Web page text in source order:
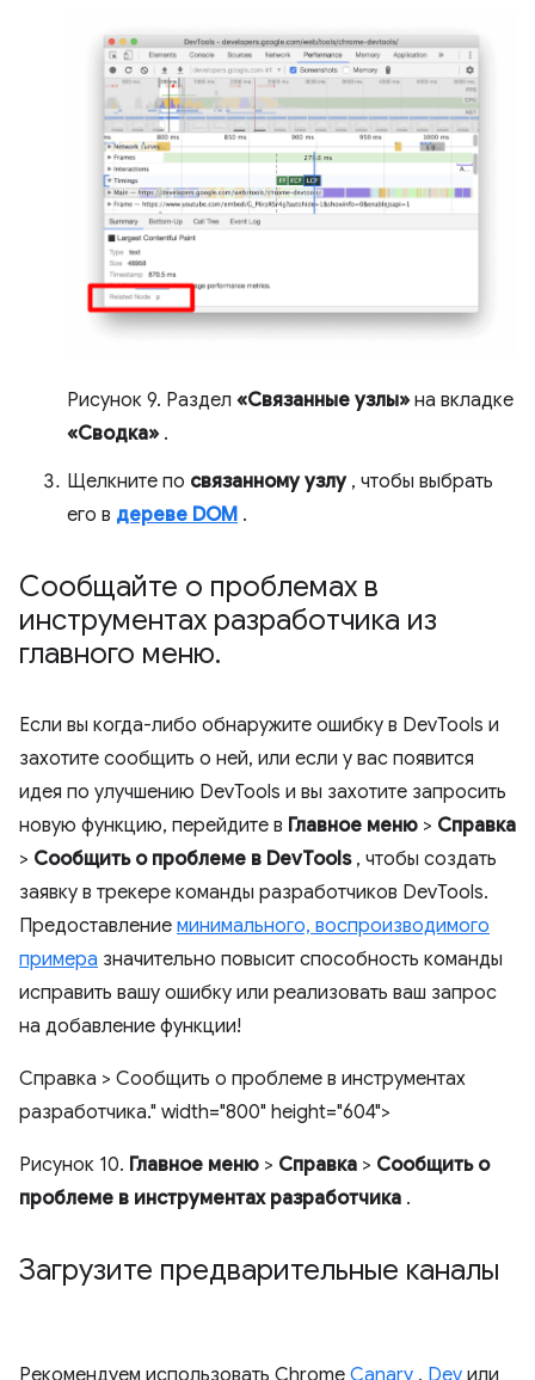
Рисунок 9. Раздел «Связанные узлы» на вкладке
«Сводка» .
Щелкните по связанному узлу, чтобы выбрать
его в дереве DOM .
Сообщайте о проблемах в
инструментах разработчика из
главного меню.
Если вы когда-либо обнаружите ошибку в DevTools и
захотите сообщить о ней, или если у вас появится
идея по улучшению DevTools и вы захотите запросить
новую функцию, перейдите в Главное меню > Справка
> Сообщить о проблеме в DevTools, чтобы создать
заявку в трекере команды разработчиков DevTools.
Предоставление минимального, воспроизводимого
примера значительно повысит способность команды
исправить вашу ошибку или реализовать ваш запрос
на добавление функции!
Справка > Сообщить о проблеме в инструментах
разработчика." width="800" height="604">
Рисунок 10. Главное меню > Справка > Сообщить о
проблеме в инструментах разработчика .
Загрузите предварительные каналы
Рекомендуем использовать Chrome Canary , Dev или